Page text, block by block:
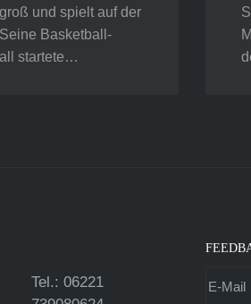
und spielt auf der
Basketball-
startete…
Tel.: 06221